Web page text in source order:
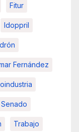
Fitur
Idoppril
Fernández
Senado
Trabajo